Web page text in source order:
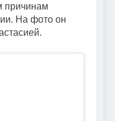
причинам
На фото он